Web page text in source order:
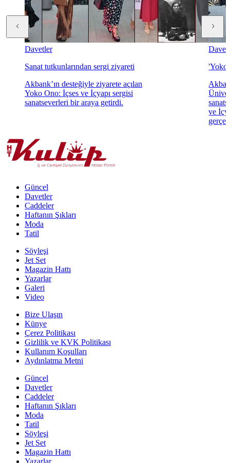
Davetler
Sanat tutkunlarından sergi ziyareti
Akbank’ın desteğiyle ziyarete açılan
Yoko Ono: İçses ve İçyapı sergisi
sanatseverleri bir araya getirdi.
'Yoko
ve
Güncel
Davetler
Caddeler
Haftanın Şıkları
Moda
Tatil
Söyleşi
Jet Set
Magazin Hattı
Yazarlar
Galeri
Video
Bize Ulaşın
Künye
Çerez Politikası
Gizlilik ve KVK Politikası
Kullanım Koşulları
Aydınlatma Metni
Güncel
Davetler
Caddeler
Haftanın Şıkları
Moda
Tatil
Söyleşi
Jet Set
Magazin Hattı
Yazarlar